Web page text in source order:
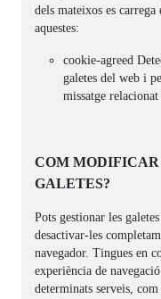
dels mateixos es
aquestes:
cookie-agreed
galetes del web i
missatge
COM
GALETES?
Pots gestionar les
desactivar-les
navegador. Tingues en
experiència de
determinats serveis,